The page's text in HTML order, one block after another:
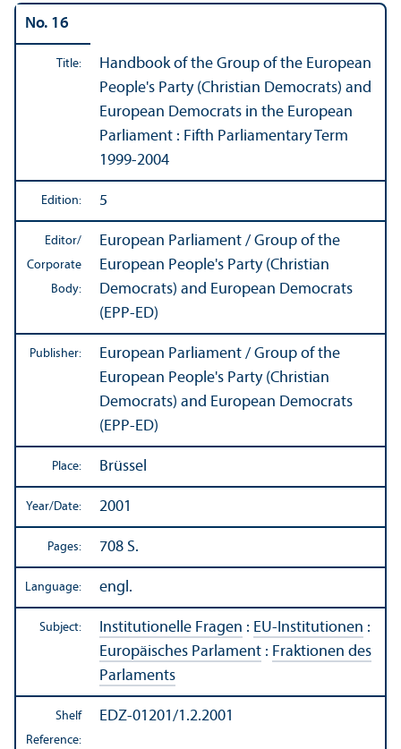
No. 16
Title:
Handbook of the Group of the European
People's Party (Christian Democrats) and
European Democrats in the European
Parliament : Fifth Parliamentary Term
1999-2004
Edition: 5
Editor/
Corporate
Body:
European Parliament / Group of the
European People's Party (Christian
Democrats) and European Democrats
(EPP-ED)
Publisher:
European Parliament / Group of the
European People's Party (Christian
Democrats) and European Democrats
(EPP-ED)
Place: Brüssel
Year/Date: 2001
Pages: 708 S.
Language: engl.
Subject: Institutionelle Fragen : EU-Institutionen :
Europäisches Parlament : Fraktionen des
Parlaments
Shelf
Reference:
EDZ-01201/1.2.2001